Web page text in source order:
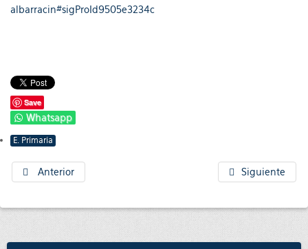
albarracin#sigProId9505e3234c
Save
Whatsapp
E. Primaria
Anterior Siguiente